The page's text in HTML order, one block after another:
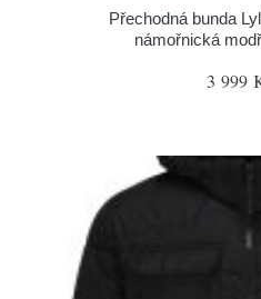
Přechodná bunda
námořnická
3 999